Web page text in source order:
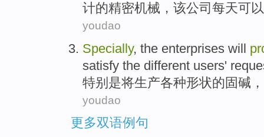
计的精密机械 ， 该公司 每天可以
youdao
Specially, the enterprises will
satisfy the different users'
特别是将生产各种形状的固碱
youdao
更多双语例句